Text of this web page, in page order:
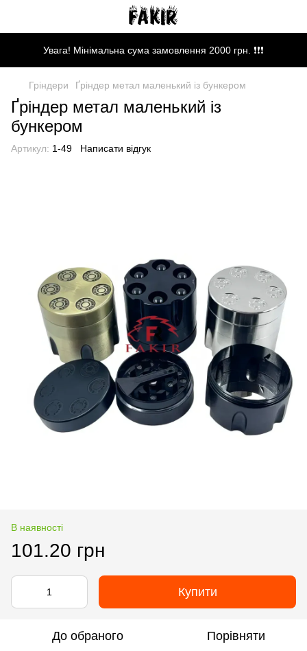
Увага! Мінімальна сума замовлення 2000 грн. ❗❗❗
Гріндери Ґріндер метал маленький із бункером
Ґріндер метал маленький із
бункером
Артикул: 1-49 Написати відгук
В наявності
101.20 грн
Купити
До обраного Порівняти